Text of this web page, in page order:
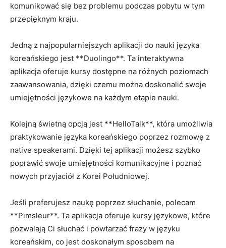
‍komunikować ​się​ bez‌ problemu podczas​ pobytu‍ w tym‍
przepięknym kraju.
Jedną z najpopularniejszych ⁢aplikacji do nauki‌ języka
koreańskiego jest ⁣**Duolingo**. Ta interaktywna
aplikacja⁣ oferuje kursy dostępne na różnych poziomach
zaawansowania, dzięki czemu można doskonalić‍ swoje
umiejętności ‍językowe na⁤ każdym etapie nauki.
Kolejną świetną opcją jest‌ **HelloTalk**, ‍która umożliwia
praktykowanie języka koreańskiego poprzez rozmowę z
native speakerami. Dzięki tej⁢ aplikacji możesz ‌szybko
poprawić​ swoje umiejętności komunikacyjne i poznać
nowych przyjaciół z ⁤Korei Południowej.
Jeśli ‍preferujesz⁢ naukę poprzez słuchanie, polecam
**Pimsleur**. Ta aplikacja ​oferuje kursy językowe, które
pozwalają⁢ Ci słuchać i powtarzać frazy w języku
koreańskim, ⁤co jest ‌doskonałym sposobem na